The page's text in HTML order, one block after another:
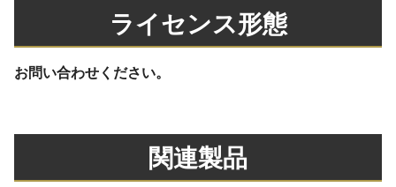
ライセンス形態
お問い合わせください。
関連製品